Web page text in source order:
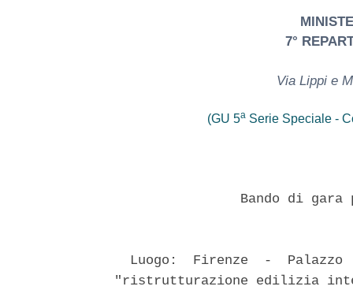
7°
Via Lippi e
(GU 5a Serie Speciale -
Bando di
Luogo:  Firenze  -  Palazzo
"ristrutturazione edilizia